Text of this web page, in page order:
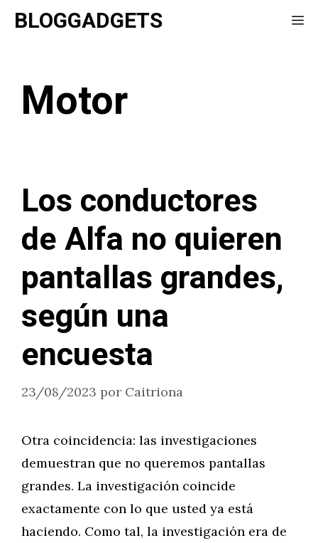
SaltarBLOGGADGETS
Motor
Los conductores
de Alfa no quieren
pantallas grandes,
según una
encuesta
23/08/2023 por Caitriona
Otra coincidencia: las investigaciones
demuestran que no queremos pantallas
grandes. La investigación coincide
exactamente con lo que usted ya está
haciendo. Como tal, la investigación era de